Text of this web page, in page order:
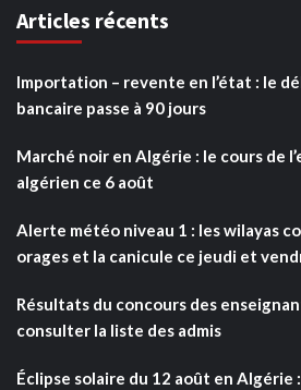
Articles récents
Importation – revente en l’état : le
bancaire passe à 90 jours
Marché noir en Algérie : le cours de
algérien ce 6 août
Alerte météo niveau 1 : les wilayas
orages et la canicule ce jeudi et
Résultats du concours des
consulter la liste des admis
Éclipse solaire du 12 août en Algérie